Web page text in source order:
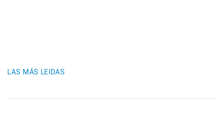
LAS MÁS LEIDAS